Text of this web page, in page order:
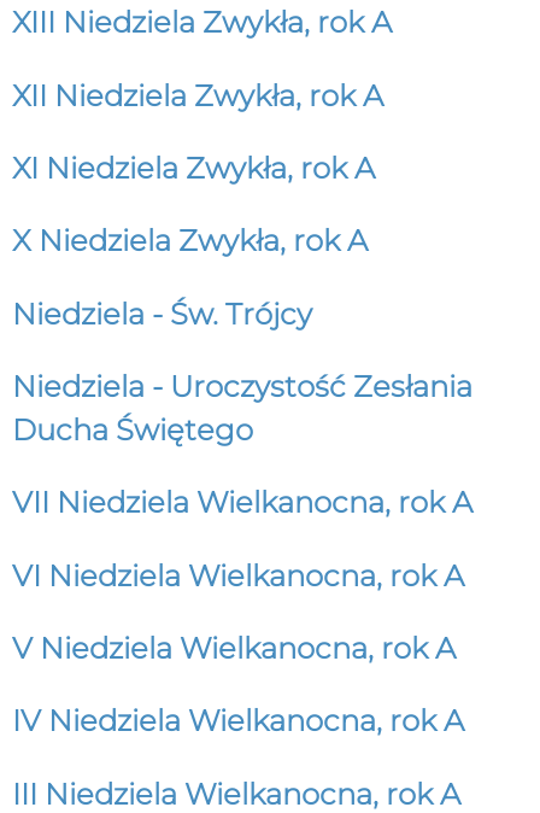
XIII Niedziela Zwykła, rok A
XII Niedziela Zwykła, rok A
XI Niedziela Zwykła, rok A
X Niedziela Zwykła, rok A
Niedziela - Św. Trójcy
Niedziela - Uroczystość Zesłania
Ducha Świętego
VII Niedziela Wielkanocna, rok A
VI Niedziela Wielkanocna, rok A
V Niedziela Wielkanocna, rok A
IV Niedziela Wielkanocna, rok A
III Niedziela Wielkanocna, rok A